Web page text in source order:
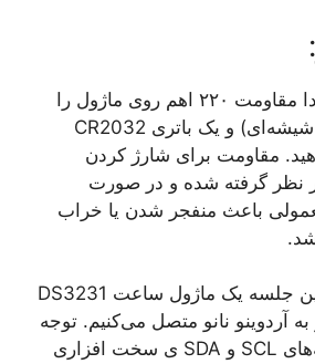
قبل از هر چیزی ابتدا مقاومت ٢٢٠ اهم روی ماژول را
جدا کنید (کنار دیود شیشه‌ای) و یک باتری CR2032
مقاومت برای شارژ کردن
نظر گرفته شده و در صورت
باعث منفجر شدن یا خراب
برای سخت افزار این جلسه یک ماژول ساعت DS3231
آردوینو نانو متصل می‌کنیم. توجه
داشته باشید که پایه‌های SCL و SDA ی سخت افزاری